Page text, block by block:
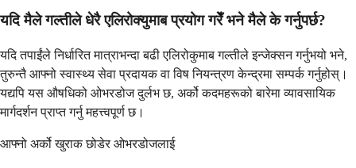
यदि मैले गल्तीले धेरै एलिरोक्युमाब प्रयोग गरेँ भने मैले के गर्नुपर्छ?
यदि तपाईंले निर्धारित मात्राभन्दा बढी एलिरोकुमाब गल्तीले इन्जेक्सन गर्नुभयो भने,
तुरुन्तै आफ्नो स्वास्थ्य सेवा प्रदायक वा विष नियन्त्रण केन्द्रमा सम्पर्क गर्नुहोस्।
यद्यपि यस औषधिको ओभरडोज दुर्लभ छ, अर्को कदमहरूको बारेमा व्यावसायिक
मार्गदर्शन प्राप्त गर्नु महत्त्वपूर्ण छ।
आफ्नो अर्को खुराक छोडेर ओभरडोजलाई